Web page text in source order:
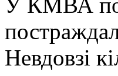
Невдовзі